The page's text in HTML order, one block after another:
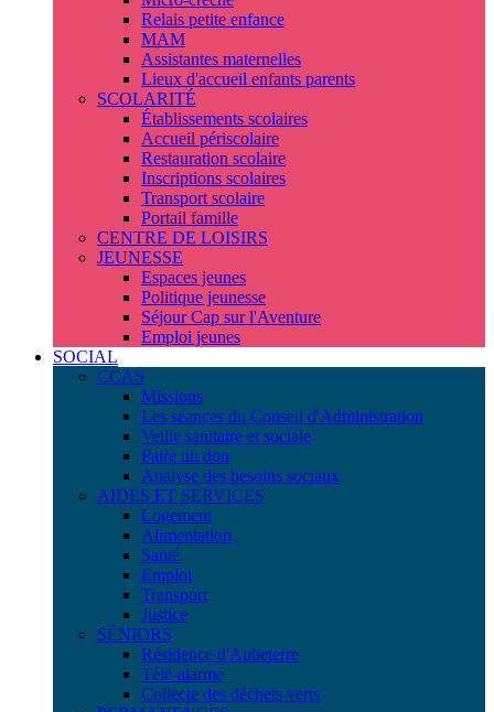
Relais petite enfance
MAM
Assistantes maternelles
Lieux d'accueil enfants parents
SCOLARITÉ
Établissements scolaires
Accueil périscolaire
Restauration scolaire
Inscriptions scolaires
Transport scolaire
Portail famille
CENTRE DE LOISIRS
JEUNESSE
Espaces jeunes
Politique jeunesse
Séjour Cap sur l'Aventure
Emploi jeunes
SOCIAL
CCAS
Missions
Les séances du Conseil d'Administration
Veille sanitaire et sociale
Faire un don
Analyse des besoins sociaux
AIDES ET SERVICES
Logement
Alimentation
Santé
Emploi
Transport
Justice
SÉNIORS
Résidence d'Aubeterre
Télé-alarme
Collecte des déchets verts